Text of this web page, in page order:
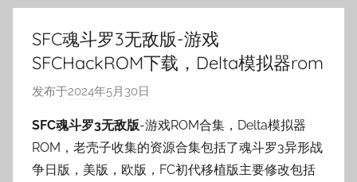
SFC魂斗罗3无敌版-游戏
SFCHackROM下载，Delta模拟器rom
发布于2024年5月30日
:
老
壳
SFC魂斗罗3无敌版-游戏ROM合集，Delta模拟器
ROM，老壳子收集的资源合集包括了魂斗罗3异形战
争日版，美版，欧版，FC初代移植版主要修改包括